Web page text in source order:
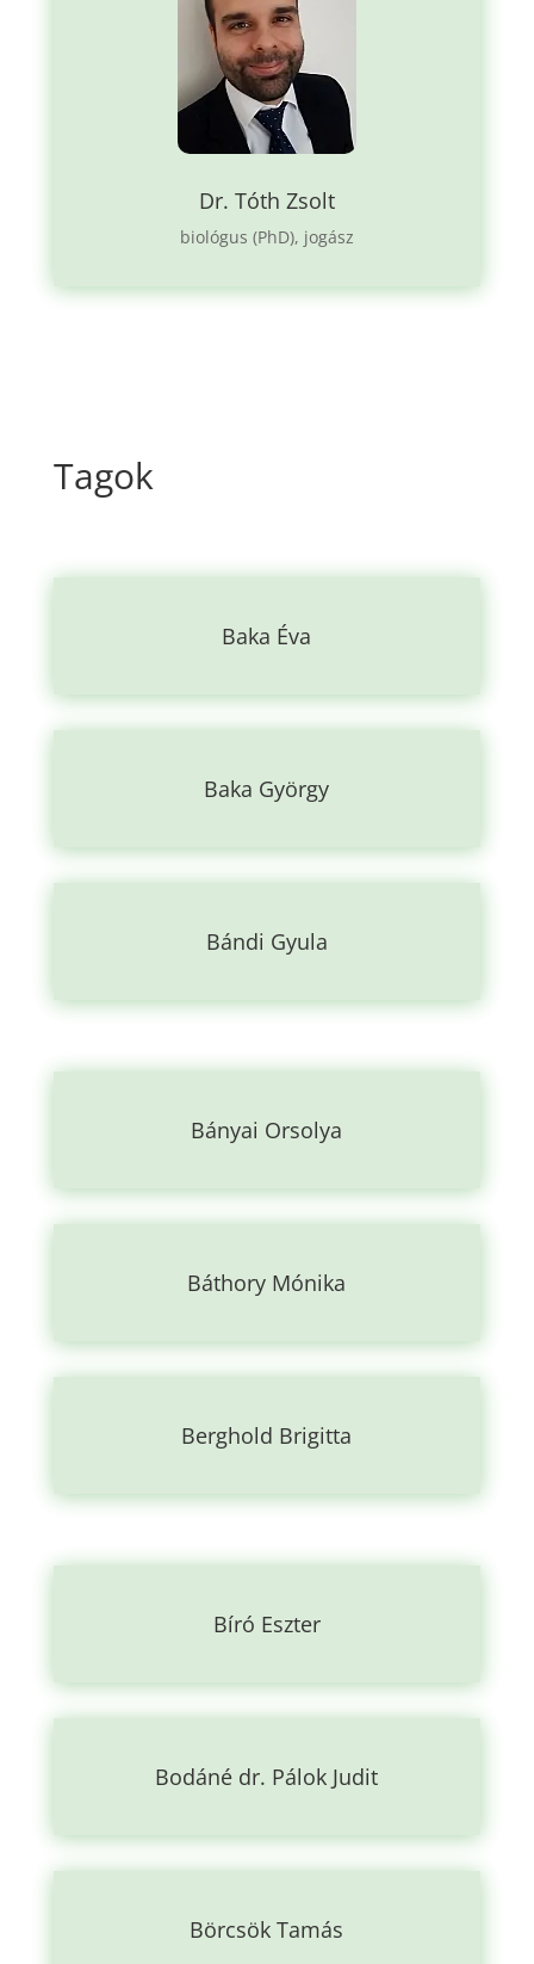
Dr. Tóth Zsolt
biológus (PhD), jogász
Tagok
Baka Éva
Baka György
Bándi Gyula
Bányai Orsolya
Báthory Mónika
Berghold Brigitta
Bíró Eszter
Bodáné dr. Pálok Judit
Börcsök Tamás